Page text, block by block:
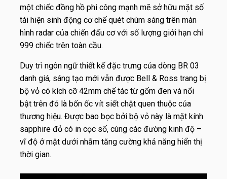
một chiếc đồng hồ phi công mạnh mẽ sở hữu mặt số
tái hiện sinh động cơ chế quét chùm sáng trên màn
hình radar của chiến đấu cơ với số lượng giới hạn chỉ
999 chiếc trên toàn cầu.
Duy trì ngôn ngữ thiết kế đặc trưng của dòng BR 03
danh giá, sáng tạo mới vẫn được Bell & Ross trang bị
bộ vỏ có kích cỡ 42mm chế tác từ gốm đen và nổi
bật trên đó là bốn ốc vít siết chặt quen thuộc của
thương hiệu. Được bao bọc bởi bộ vỏ này là mặt kính
sapphire đỏ có in cọc số, cùng các đường kinh độ –
vĩ độ ở mặt dưới nhằm tăng cường khả năng hiển thị
thời gian.